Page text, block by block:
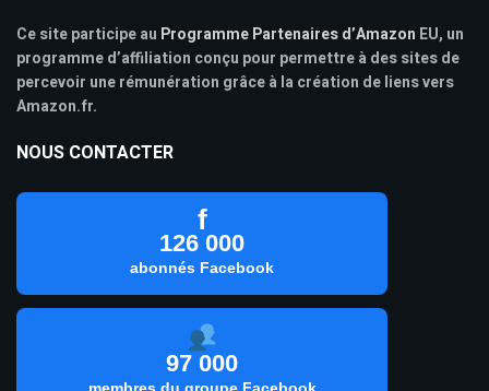
Ce site participe au Programme Partenaires d’Amazon EU, un
programme d’affiliation conçu pour permettre à des sites de
percevoir une rémunération grâce à la création de liens vers
Amazon.fr.
NOUS CONTACTER
f
126 000
abonnés Facebook
97 000